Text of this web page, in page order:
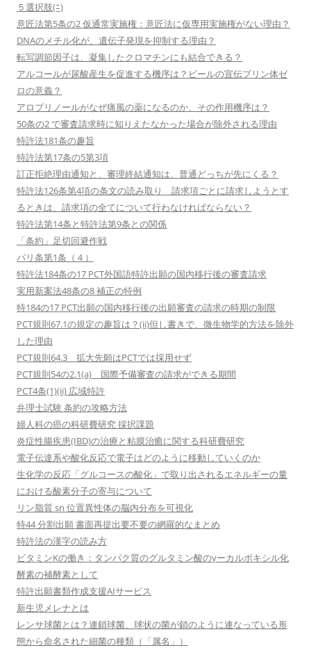
５選択肢(ﾆ)
意匠法第5条の2 仮通常実施権：意匠法に仮専用実施権がない理由？
DNAのメチル化が、遺伝子発現を抑制する理由？
転写調節因子は、凝集したクロマチンにも結合できる？
アルコールが尿酸産生を促進する機序は？ビールの宣伝プリン体ゼ
ロの意義？
アロプリノールがなぜ痛風の薬になるのか、その作用機序は？
50条の2 で審査請求時に知りえたなかった場合が除外される理由
特許法181条の趣旨
特許法第17条の5第3項
訂正拒絶理由通知と、審理終結通知は、普通どっちが先にくる？
特許法126条第4項の条文の読み取り 請求項ごとに請求しようとす
るときは、請求項の全てについて行わなければならない？
特許法第14条と特許法第9条との関係
「条約」足切回避作戦
パリ条第1条（４）
特許法184条の17 PCT外国語特許出願の国内移行後の審査請求
実用新案法48条の8 補正の特例
特184の17 PCT出願の国内移行後の出願審査の請求の時期の制限
PCT規則67.1の規定の趣旨は？(ii)但し書きで、微生物学的方法を除外
した理由
PCT規則64.3 拡大先願はPCTでは採用せず
PCT規則54の2.1(a) 国際予備審査の請求ができる期間
PCT4条(1)(ii) 広域特許
弁理士試験 条約の攻略方法
婦人科の癌の科研費研究 採択課題
炎症性腸疾患(IBD)の治療と粘膜治癒に関する科研費研究
電子伝達系や酸化反応で電子はどのように移動していくのか
生化学の反応「グルコースの酸化」で取り出されるエネルギーの量
における酸素分子の寄与について
リン脂質 sn 位置異性体の脳内分布を可視化
特44 分割出願 書面再提出要不要の網羅的なまとめ
特許法の漢字の読み方
ビタミンKの働き：タンパク質のグルタミン酸のγーカルボキシル化
酵素の補酵素として
特許出願書類作成支援AIサービス
新生児メレナとは
レンサ球菌とは？連鎖球菌、球状の菌が鎖のように連なっている形
態から命名された細菌の種類（「属名」）